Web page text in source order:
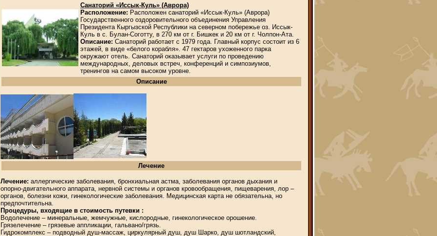
Санаторий «Иссык-Куль» (Аврора)
Расположение: Расположен санаторий «Иссык-Куль» (Аврора)
Государственного оздоровительного объединения Управления
Президента Кыргызской Республики на северном побережье оз. Иссык-
Куль в с. Булан-Соготту, в 270 км от г. Бишкек и 20 км от г. Чолпон-Ата.
Описание: Санаторий работает с 1979 года. Главный корпус состоит из 6
этажей, в виде «белого корабля». 47 гектаров ухоженного парка
окружают отель. Санаторий оказывает услуги по проведению
международных, деловых встреч, конференций и симпозиумов,
тренингов на самом высоком уровне.
Описание
Лечение
Лечение: аллергические заболевания, бронхиальная астма, заболевания органов дыхания и
опорно-двигательного аппарата, нервной системы и органов кровообращения, пищеварения, лор –
органов, болезни кожи, гинекологические заболевания. Медицинская карта не обязательна, но
предпочтительна.
Процедуры, входящие в стоимость путевки :
Водолечение – минеральные, жемчужные, кислородные, гинекологическое орошение.
Грязелечение – грязевые аппликации, гальвано/грязь.
Гидрокомплекс – подводный душ-массаж, циркулярный душ, душ Шарко, душ шотландский,